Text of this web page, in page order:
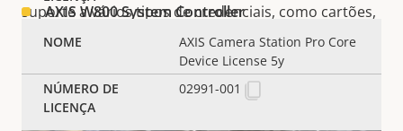
suporte a vários tipos de credenciais, como cartões,
PIN, códigos QR e placas de licença.
AXIS W800 System Controller
Box cameras
AXIS Camera Station Pro Core
Device License 5y
02991-001